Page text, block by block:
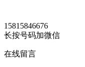
15815846676
长按号码加微信
在线留言